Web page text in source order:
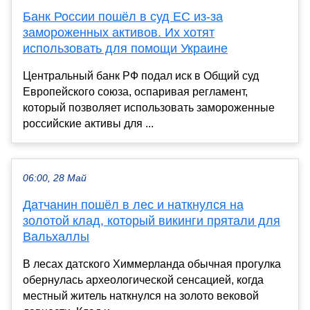
Банк России пошёл в суд ЕС из-за
замороженных активов. Их хотят
использовать для помощи Украине
Центральный банк РФ подал иск в Общий суд
Европейского союза, оспаривая регламент,
который позволяет использовать замороженные
российские активы для ...
06:00, 28 Май
Датчанин пошёл в лес и наткнулся на
золотой клад, который викинги прятали для
Вальхаллы
В лесах датского Химмерланда обычная прогулка
обернулась археологической сенсацией, когда
местный житель наткнулся на золото вековой